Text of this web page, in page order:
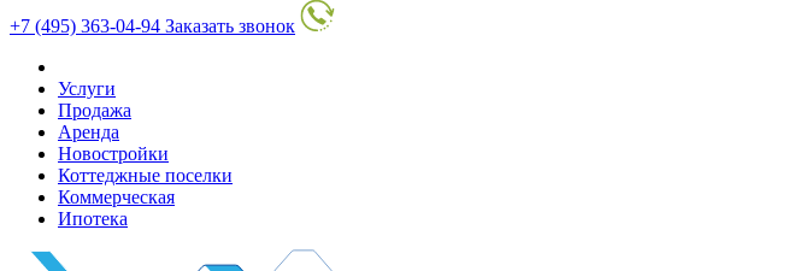
+7 (495) 363-04-94 Заказать звонок
Услуги
Продажа
Аренда
Новостройки
Коттеджные поселки
Коммерческая
Ипотека